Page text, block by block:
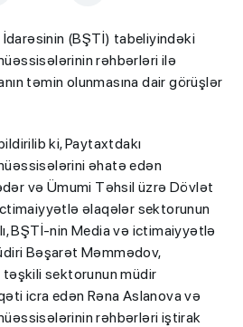
İdarəsinin (BŞTİ) tabeliyindəki
rəhbərləri ilə
təmin olunmasına dair görüşlər
ki, Paytaxtdakı
əhatə edən
və Ümumi Təhsil üzrə Dövlət
əlaqələr sektorunun
BŞTİ-nin Media və ictimaiyyətlə
Bəşarət Məmmədov,
sektorunun müdir
icra edən Rəna Aslanova və
rəhbərləri iştirak